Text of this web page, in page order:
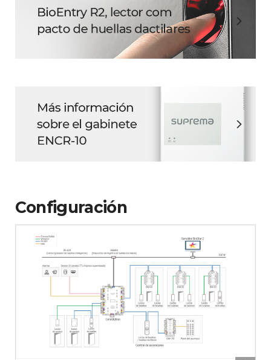
Configuración